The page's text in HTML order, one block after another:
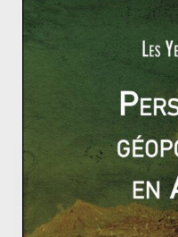
L’affaire PRISM